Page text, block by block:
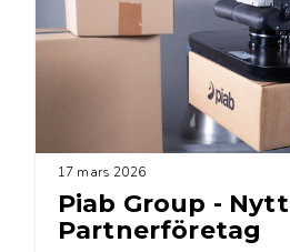
17 mars 2026
Piab Group - Nytt
Partnerföretag